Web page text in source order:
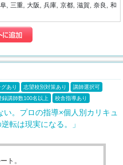
, 三重, 大阪, 兵庫, 京都, 滋賀, 奈良, 和
あり 志望校別対策あり
講師選択可
録講師数100名以上 校舎指導あり
い。プロの指導×個人別カリキュ
転は現実になる。」
ト。